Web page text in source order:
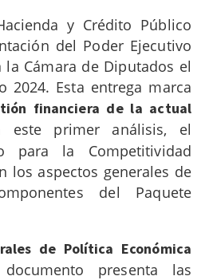
y Crédito Público
del Poder Ejecutivo
la Cámara de Diputados el
2024. Esta entrega marca
financiera de la actual
este primer análisis, el
para la Competitividad
los aspectos generales de
del Paquete
de Política Económica
presenta las